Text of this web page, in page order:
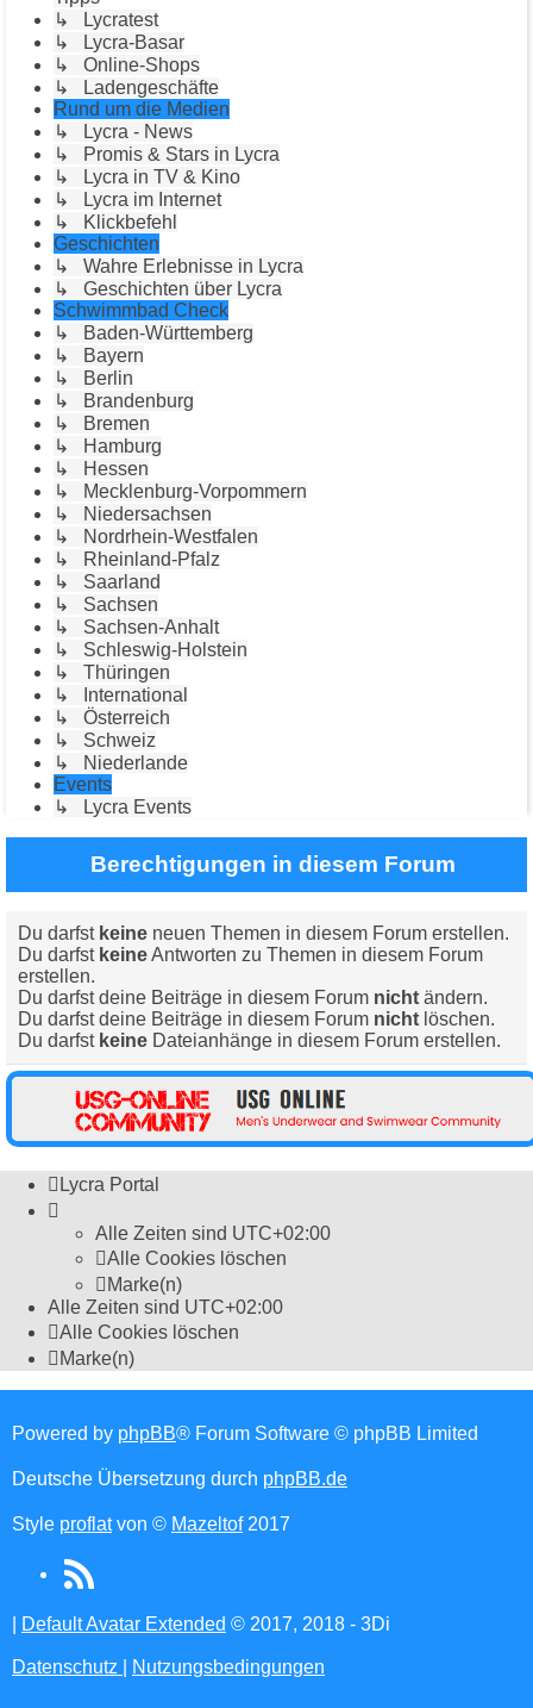
↳ Lycratest
↳ Lycra-Basar
↳ Online-Shops
↳ Ladengeschäfte
Rund um die Medien
↳ Lycra - News
↳ Promis & Stars in Lycra
↳ Lycra in TV & Kino
↳ Lycra im Internet
↳ Klickbefehl
Geschichten
↳ Wahre Erlebnisse in Lycra
↳ Geschichten über Lycra
Schwimmbad Check
↳ Baden-Württemberg
↳ Bayern
↳ Berlin
↳ Brandenburg
↳ Bremen
↳ Hamburg
↳ Hessen
↳ Mecklenburg-Vorpommern
↳ Niedersachsen
↳ Nordrhein-Westfalen
↳ Rheinland-Pfalz
↳ Saarland
↳ Sachsen
↳ Sachsen-Anhalt
↳ Schleswig-Holstein
↳ Thüringen
↳ International
↳ Österreich
↳ Schweiz
↳ Niederlande
Events
↳ Lycra Events
Berechtigungen in diesem Forum
Du darfst keine neuen Themen in diesem Forum erstellen.
Du darfst keineAntworten zu Themen in diesem Forum
erstellen.
Du darfst deine Beiträge in diesem Forum nicht ändern.
Du darfst deine Beiträge in diesem Forum nicht löschen.
Du darfst keine Dateianhänge in diesem Forum erstellen.
Lycra Portal
Alle Zeiten sind UTC+02:00
Alle Cookies löschen
Marke(n)
Alle Zeiten sind UTC+02:00
Alle Cookies löschen
Marke(n)
Powered by phpBB® Forum Software © phpBB Limited
Deutsche Übersetzung durch phpBB.de
Style proflatvon © Mazeltof2017
RSS
(Opens
Default Avatar Extended © 2017, 2018 - 3Di
Datenschutz Nutzungsbedingungen